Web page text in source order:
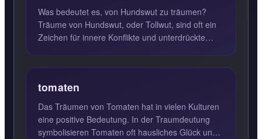
Was bedeutet es, von Hundswut zu träumen?
Träume von Hundswut, oder Tollwut, sind oft ein
Zeichen für innere Konflikte und unterdrückte
tomaten
Das Träumen von Tomaten hat in vielen Kulturen
eine positive Bedeutung. In der Traumdeutung
symbolisieren Tomaten oft hausliches Glück und